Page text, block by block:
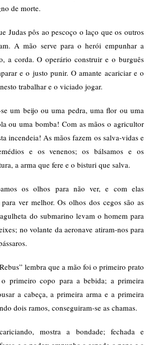
de morte.
Judas pôs ao pescoço o laço que os outros
A mão serve para o herói empunhar a
a corda. O operário construir e o burguês
e o justo punir. O amante acariciar e o
trabalhar e o viciado jogar.
um beijo ou uma pedra, uma flor ou uma
ou uma bomba! Com as mãos o agricultor
incendeia! As mãos fazem os salva-vidas e
e os venenos; os bálsamos e os
a arma que fere e o bisturi que salva.
os olhos para não ver, e com elas
ver melhor. Os olhos dos cegos são as
do submarino levam o homem para
no volante da aeronave atiram-nos para
lembra que a mão foi o primeiro prato
primeiro copo para a bebida; a primeira
a cabeça, a primeira arma e a primeira
dois ramos, conseguiram-se as chamas.
mostra a bondade; fechada e